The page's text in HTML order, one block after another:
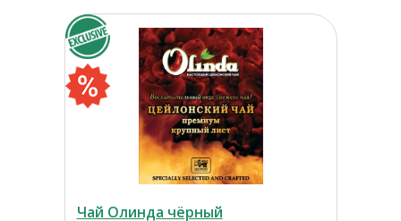
Чай Олинда чёрный